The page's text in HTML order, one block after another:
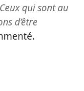
qui sont au
d’être